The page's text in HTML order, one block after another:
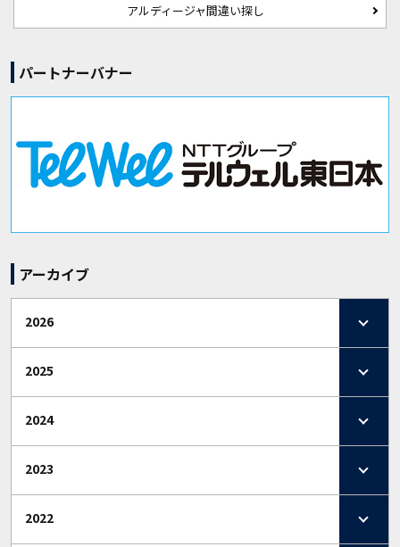
アルディージャ間違い探し
パートナーバナー
アーカイブ
2026
2025
2024
2023
2022